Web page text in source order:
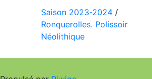
Saison 2023-2024/
Ronquerolles. Polissoir
Néolithique